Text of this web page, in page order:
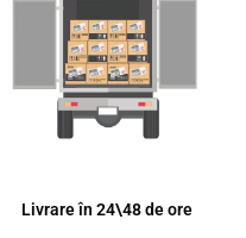
Livrare în 24\48 de ore